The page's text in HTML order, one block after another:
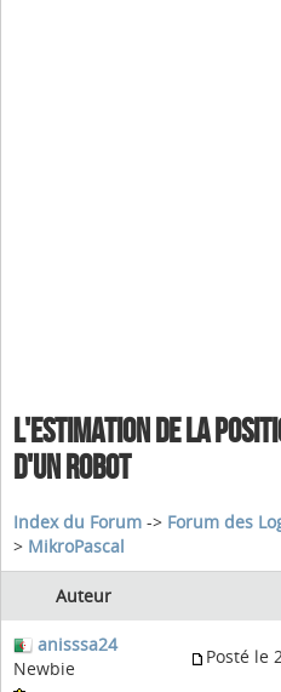
L'ESTIMATION DE LA
D'UN ROBOT
Index du Forum -> Forum des
> MikroPascal
Auteur
anisssa24
Newbie
Posté le